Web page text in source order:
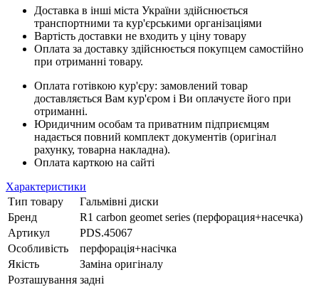
Доставка в інші міста України здійснюється
транспортними та кур'єрськими організаціями
Вартість доставки не входить у ціну товару
Оплата за доставку здійснюється покупцем самостійно
при отриманні товару.
Оплата готівкою кур'єру: замовлений товар
доставляється Вам кур'єром і Ви оплачуєте його при
отриманні.
Юридичним особам та приватним підприємцям
надається повний комплект документів (оригінал
рахунку, товарна накладна).
Оплата карткою на сайті
Характеристики
Тип товару
Гальмівні диски
Бренд
R1 carbon geomet series (перфорация+насечка)
Артикул
PDS.45067
Особливість
перфорація+насічка
Якість
Заміна оригіналу
Розташування задні